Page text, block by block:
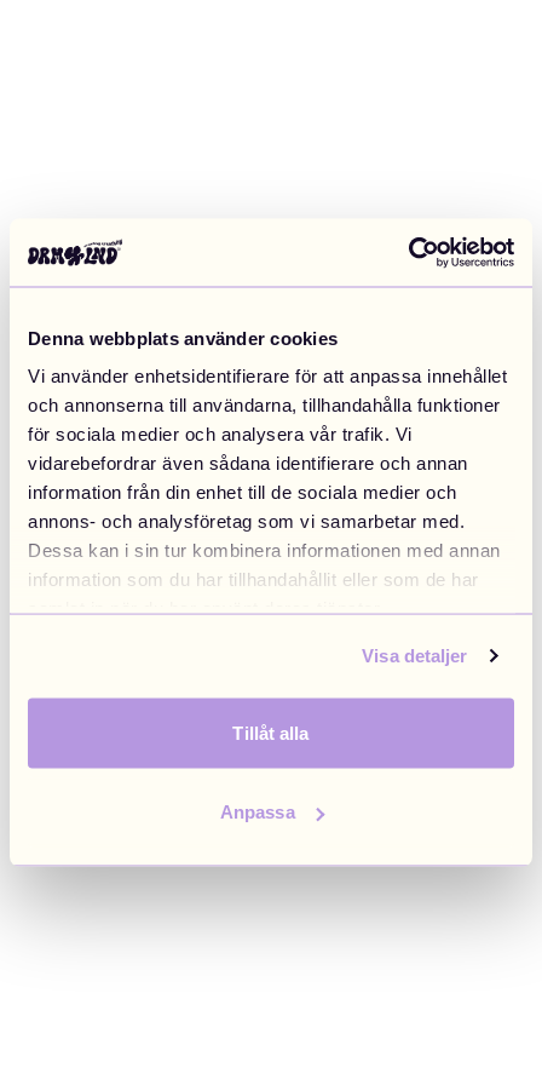
Denna webbplats använder cookies
Vi använder enhetsidentifierare för att anpassa innehållet
och annonserna till användarna, tillhandahålla funktioner
för sociala medier och analysera vår trafik. Vi
vidarebefordrar även sådana identifierare och annan
information från din enhet till de sociala medier och
annons- och analysföretag som vi samarbetar med.
Dessa kan i sin tur kombinera informationen med annan
information som du har tillhandahållit eller som de har
samlat in när du har använt deras tjänster.
Visa detaljer
Tillåt alla
Anpassa
Application error: a client-side exception has occurred (see the
browser console for more information).